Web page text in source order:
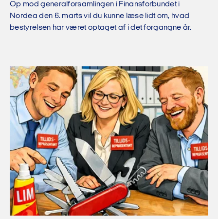
Op mod generalforsamlingen i Finansforbundet i
Nordea den 6. marts vil du kunne læse lidt om, hvad
bestyrelsen har været optaget af i det forgangne år.